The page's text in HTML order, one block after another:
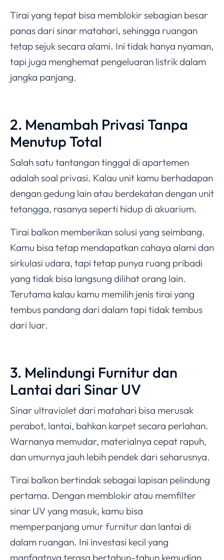
Tirai yang tepat bisa memblokir sebagian besar
panas dari sinar matahari, sehingga ruangan
tetap sejuk secara alami. Ini tidak hanya nyaman,
tapi juga menghemat pengeluaran listrik dalam
jangka panjang.
2. Menambah Privasi Tanpa
Menutup Total
Salah satu tantangan tinggal di apartemen
adalah soal privasi. Kalau unit kamu berhadapan
dengan gedung lain atau berdekatan dengan unit
tetangga, rasanya seperti hidup di akuarium.
Tirai balkon memberikan solusi yang seimbang.
Kamu bisa tetap mendapatkan cahaya alami dan
sirkulasi udara, tapi tetap punya ruang pribadi
yang tidak bisa langsung dilihat orang lain.
Terutama kalau kamu memilih jenis tirai yang
tembus pandang dari dalam tapi tidak tembus
dari luar.
3. Melindungi Furnitur dan
Lantai dari Sinar UV
Sinar ultraviolet dari matahari bisa merusak
perabot, lantai, bahkan karpet secara perlahan.
Warnanya memudar, materialnya cepat rapuh,
dan umurnya jauh lebih pendek dari seharusnya.
Tirai balkon bertindak sebagai lapisan pelindung
pertama. Dengan memblokir atau memfilter
sinar UV yang masuk, kamu bisa
memperpanjang umur furnitur dan lantai di
dalam ruangan. Ini investasi kecil yang
manfaatnya terasa bertahun-tahun kemudian.